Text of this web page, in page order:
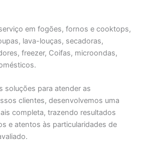
em fogões, fornos e cooktops,
lava-louças, secadoras,
freezer, Coifas, microondas,
soluções para atender as
clientes, desenvolvemos uma
completa, trazendo resultados
e atentos às particularidades de